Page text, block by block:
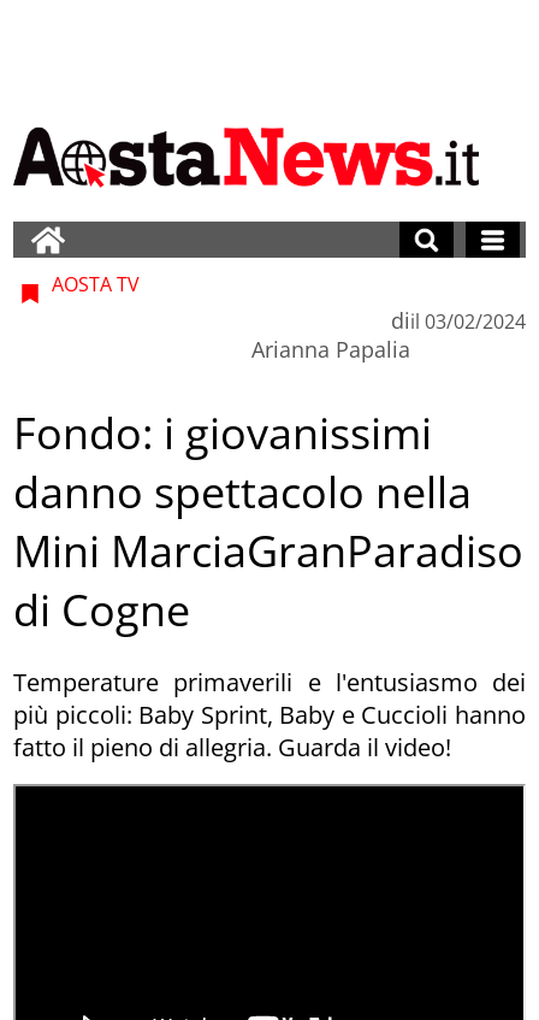
AOSTA TV
di
Arianna Papalia
il 03/02/2024
Fondo: i giovanissimi
danno spettacolo nella
Mini MarciaGranParadiso
di Cogne
Temperature primaverili e l'entusiasmo dei
più piccoli: Baby Sprint, Baby e Cuccioli hanno
fatto il pieno di allegria. Guarda il video!